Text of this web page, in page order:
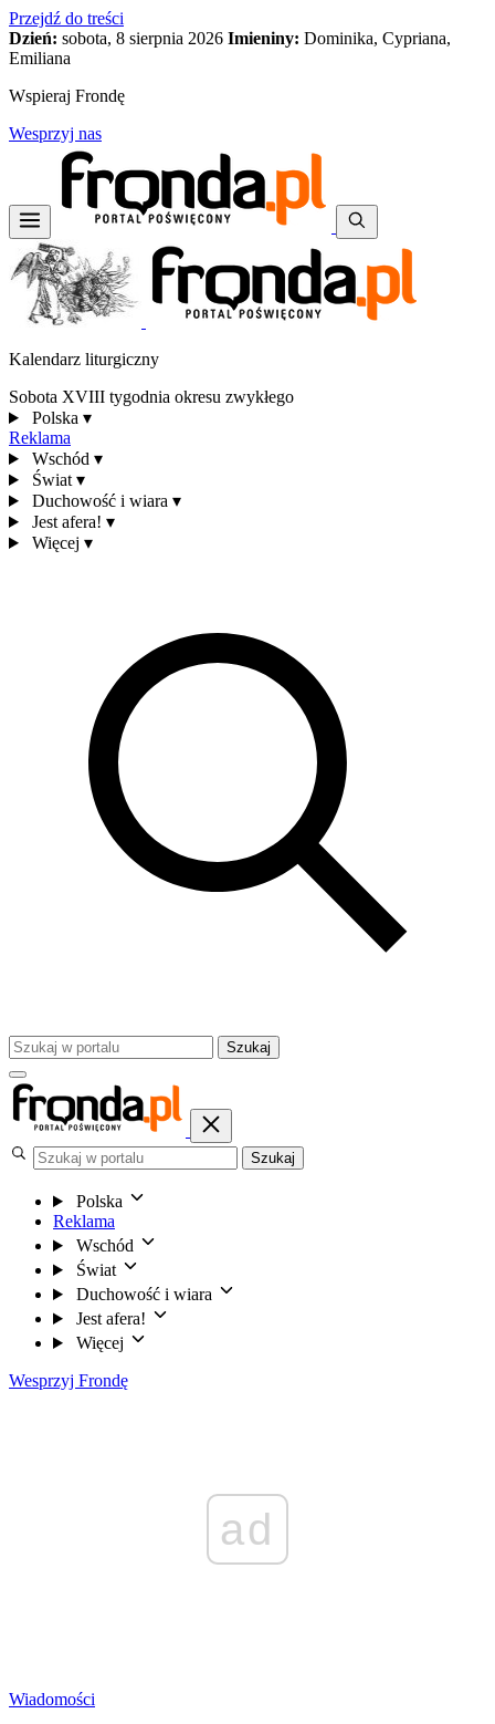
Przejdź do treści
Dzień: sobota, 8 sierpnia 2026 Imieniny: Dominika, Cypriana,
Emiliana
Wspieraj Frondę
Wesprzyj nas
Kalendarz liturgiczny
Sobota XVIII tygodnia okresu zwykłego
Polska ▾
Reklama
Wschód ▾
Świat ▾
Duchowość i wiara ▾
Jest afera! ▾
Więcej ▾
Szukaj
Szukaj
Polska
Reklama
Wschód
Świat
Duchowość i wiara
Jest afera!
Więcej
Wesprzyj Frondę
ad
Wiadomości